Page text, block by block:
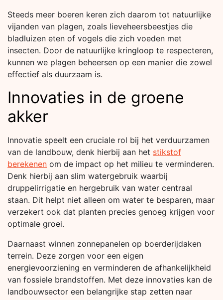
Steeds meer boeren keren zich daarom tot natuurlijke
vijanden van plagen, zoals lieveheersbeestjes die
bladluizen eten of vogels die zich voeden met
insecten. Door de natuurlijke kringloop te respecteren,
kunnen we plagen beheersen op een manier die zowel
effectief als duurzaam is.
Innovaties in de groene
akker
Innovatie speelt een cruciale rol bij het verduurzamen
van de landbouw, denk hierbij aan het stikstof
berekenen om de impact op het milieu te verminderen.
Denk hierbij aan slim watergebruik waarbij
druppelirrigatie en hergebruik van water centraal
staan. Dit helpt niet alleen om water te besparen, maar
verzekert ook dat planten precies genoeg krijgen voor
optimale groei.
Daarnaast winnen zonnepanelen op boerderijdaken
terrein. Deze zorgen voor een eigen
energievoorziening en verminderen de afhankelijkheid
van fossiele brandstoffen. Met deze innovaties kan de
landbouwsector een belangrijke stap zetten naar